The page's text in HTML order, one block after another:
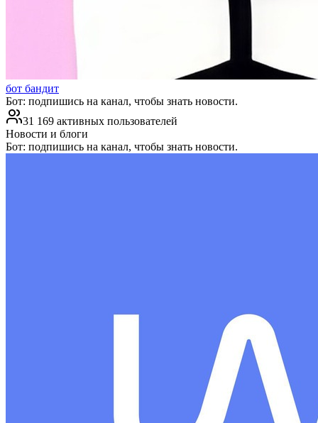
бот бандит
Бот: подпишись на канал, чтобы знать новости.
31 169 активных пользователей
Новости и блоги
Бот: подпишись на канал, чтобы знать новости.